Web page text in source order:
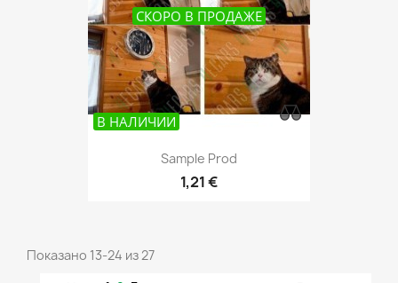
СКОРО В ПРОДАЖЕ
В НАЛИЧИИ
Sample Prod
1,21 €
Показано 13-24 из 27